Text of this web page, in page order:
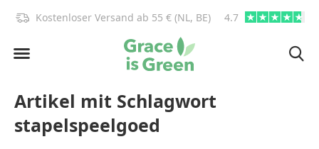
Kostenloser Versand ab 55 € (NL, BE) 4.7
Artikel mit Schlagwort
stapelspeelgoed